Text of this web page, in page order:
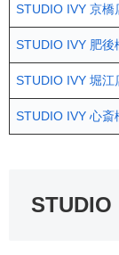
STUDIO IVY 京橋
STUDIO IVY 肥後
STUDIO IVY 堀江
STUDIO IVY 心斎
STUDIO